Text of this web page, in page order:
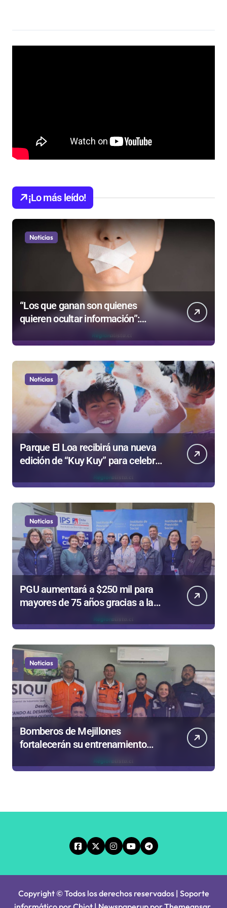
¡Lo más leído!
Noticias
“Los que ganan son quienes
quieren ocultar información”:
Colegio de Periodistas cuestiona la
“Ley Mordaza 2.0”
Noticias
Parque El Loa recibirá una nueva
edición de “Kuy Kuy” para celebrar
Noticias
PGU aumentará a $250 mil para
mayores de 75 años gracias a la
reforma aprobada el 2025
Noticias
Bomberos de Mejillones
fortalecerán su entrenamiento
para enfrentar emergencias
complejas
Copyright © Todos los derechos reservados | Soporte